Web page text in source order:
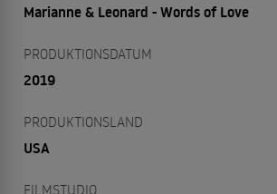
Marianne & Leonard - Words of Love
PRODUKTIONSDATUM
2019
PRODUKTIONSLAND
USA
FILMSTUDIO